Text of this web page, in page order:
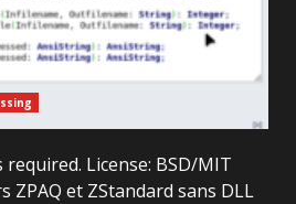
License: BSD/MIT
ZPAQ et ZStandard sans DLL